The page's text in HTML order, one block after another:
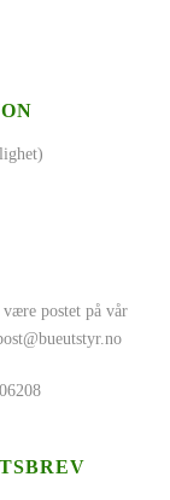
postet på vår